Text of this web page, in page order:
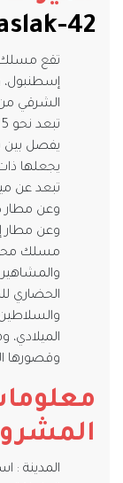
42
تقع مسلك
إسطنبول،
الشرقي من
يفصل بين
يجعلها
مسلك محطة
والمشاهير
الحضاري
الميلادي،
وقصورها
المدينة :